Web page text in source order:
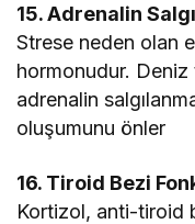
15. Adrenalin
Strese neden olan
hormonudur.
adrenalin
oluşumunu önler
16. Tiroid Bezi
Kortizol, anti-tiroid